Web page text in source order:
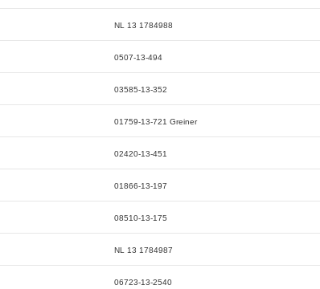
NL 13 1784988
0507-13-494
03585-13-352
01759-13-721 Greiner
02420-13-451
01866-13-197
08510-13-175
NL 13 1784987
06723-13-2540